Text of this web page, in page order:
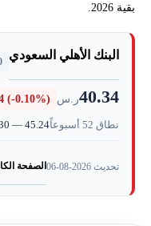
الفرق بين شراء سهم 1180 وتداول عقد فروقات عليه
هل سهم البنك الأهلي السعودي
هل تريد المساعدة في بدء
بقية 2026.
البنك الأهلي السعودي
40.34ر.س (-0.10%)
نطاق 52 أسبوعاً — 45.24
تحديث 2026-08-06 الصفحة